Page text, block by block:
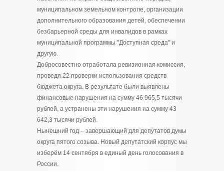
муниципальном земельном контроле, организации
дополнительного образования детей, обеспечении
безбарьерной среды для инвалидов в рамках
муниципальной программы "Доступная среда" и
другую.
Добросовестно отработала ревизионная комиссия,
проведя 22 проверки использования средств
бюджета округа. В результате были выявлены
финансовые нарушения на сумму 46 965,5 тысячи
рублей, а устранены эти нарушения на сумму 43
642,3 тысячи рублей.
Нынешний год – завершающий для депутатов думы
округа пятого созыва. Новый депутатский корпус мы
изберём 14 сентября в единый день голосования в
России.